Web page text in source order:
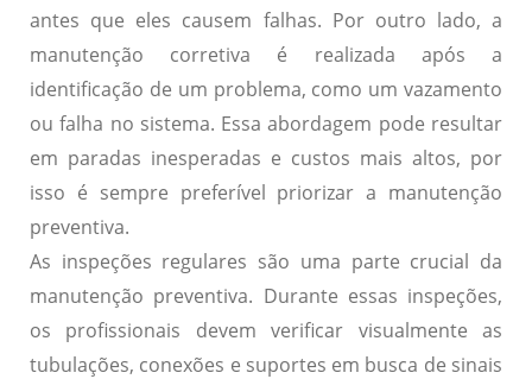
antes que eles causem falhas. Por outro lado, a
manutenção corretiva é realizada após a
identificação de um problema, como um vazamento
ou falha no sistema. Essa abordagem pode resultar
em paradas inesperadas e custos mais altos, por
isso é sempre preferível priorizar a manutenção
preventiva.
As inspeções regulares são uma parte crucial da
manutenção preventiva. Durante essas inspeções,
os profissionais devem verificar visualmente as
tubulações, conexões e suportes em busca de sinais